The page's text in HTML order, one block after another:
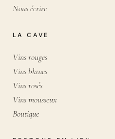
Nous écrire
LA CAVE
Vins rouges
Vins blancs
Vins rosés
Vins mousseux
Boutique